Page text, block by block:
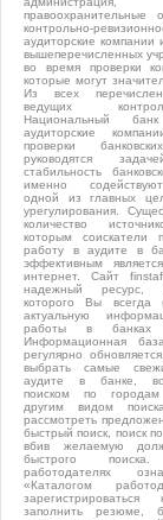
правоохранительные
контрольно-
аудиторские компании
вышеперечисленных
во время проверки
которые могут
Из всех
ведущих
Национальный
аудиторские
проверки
руководятся
стабильность
именно
одной из главных
урегулирования.
количество
которым соискатели
работу в аудите в
эффективным
интернет. Сайт
надежный ресурс,
которого Вы всегда
актуальную
работы в банках
Информационная
регулярно
выбрать самые
аудите в банке,
поиском по
другим видом
рассмотреть
быстрый поиск, поиск
вбив желаемую
быстрого
работодателях
«Каталогом
заполнить резюме,